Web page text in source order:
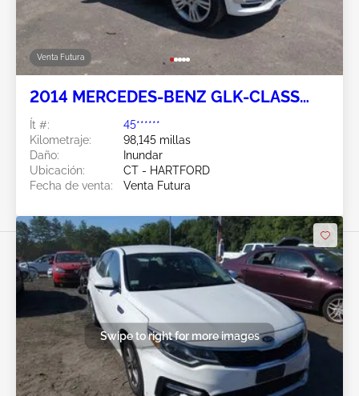
Venta Futura
2014 MERCEDES-BENZ GLK-CLASS
3.5L
Ít #:
45******
Kilometraje:
98,145 millas
Daño:
Inundar
Ubicación:
CT - HARTFORD
Fecha de venta:
Venta Futura
Swipe to right for more images